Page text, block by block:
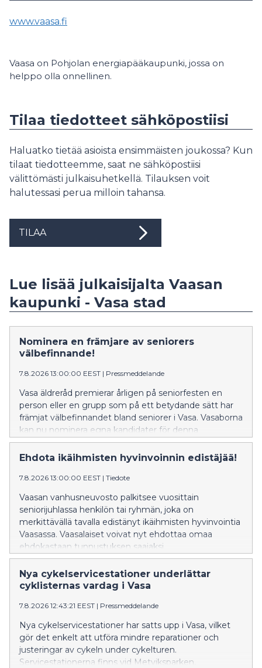
www.vaasa.fi
Vaasa on Pohjolan energiapääkaupunki, jossa on
helppo olla onnellinen.
Tilaa tiedotteet sähköpostiisi
Haluatko tietää asioista ensimmäisten joukossa? Kun
tilaat tiedotteemme, saat ne sähköpostiisi
välittömästi julkaisuhetkellä. Tilauksen voit
halutessasi perua milloin tahansa.
TILAA
Lue lisää julkaisijalta Vaasan
kaupunki - Vasa stad
Nominera en främjare av seniorers
välbefinnande!
7.8.2026 13:00:00 EEST | Pressmeddelande
Vasa äldreråd premierar årligen på seniorfesten en
person eller en grupp som på ett betydande sätt har
främjat välbefinnandet bland seniorer i Vasa. Vasaborna
kan nu nominera egna kandidater för denna
utmärkelse.
Ehdota ikäihmisten hyvinvoinnin edistäjää!
7.8.2026 13:00:00 EEST | Tiedote
Vaasan vanhusneuvosto palkitsee vuosittain
seniorijuhlassa henkilön tai ryhmän, joka on
merkittävällä tavalla edistänyt ikäihmisten hyvinvointia
Vaasassa. Vaasalaiset voivat nyt ehdottaa omaa
ehdokastaan tunnustuksen saajaksi.
Nya cykelservicestationer underlättar
cyklisternas vardag i Vasa
7.8.2026 12:43:21 EEST | Pressmeddelande
Nya cykelservicestationer har satts upp i Vasa, vilket
gör det enkelt att utföra mindre reparationer och
justeringar av cykeln under cykelturen.
Servicestationerna finns vid Metviksparken,